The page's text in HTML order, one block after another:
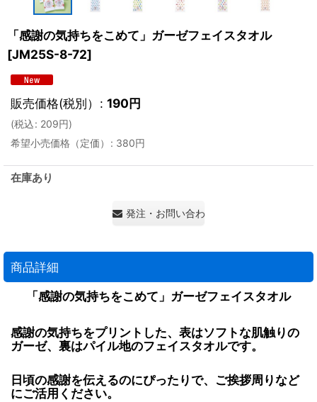
「感謝の気持ちをこめて」ガーゼフェイスタオル
[JM25S-8-72]
販売価格(税別） : 190円
(税込: 209円)
希望小売価格（定価）
: 380円
在庫あり
発注・お問い合わせ・見積もり依頼
商品詳細
「感謝の気持ちをこめて」ガーゼフェイスタオル
感謝の気持ちをプリントした、表はソフトな肌触りの
ガーゼ、裏はパイル地のフェイスタオルです。
日頃の感謝を伝えるのにぴったりで、ご挨拶周りなど
にご活用ください。